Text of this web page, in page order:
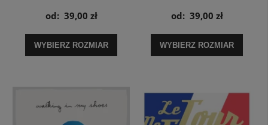
/ Harry Potter And The Prisoner
Of Azkaban - plakat
od: 39,00 zł
WYBIERZ ROZMIAR
Silence - plakat
od: 39,00 zł
WYBIERZ ROZMIAR